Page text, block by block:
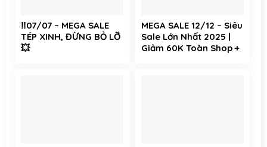
‼️07/07 – MEGA SALE
TÉP XINH, ĐỪNG BỎ LỠ
💥
MEGA SALE 12/12 – Siêu
Sale Lớn Nhất 2025 |
Giảm 60K Toàn Shop +